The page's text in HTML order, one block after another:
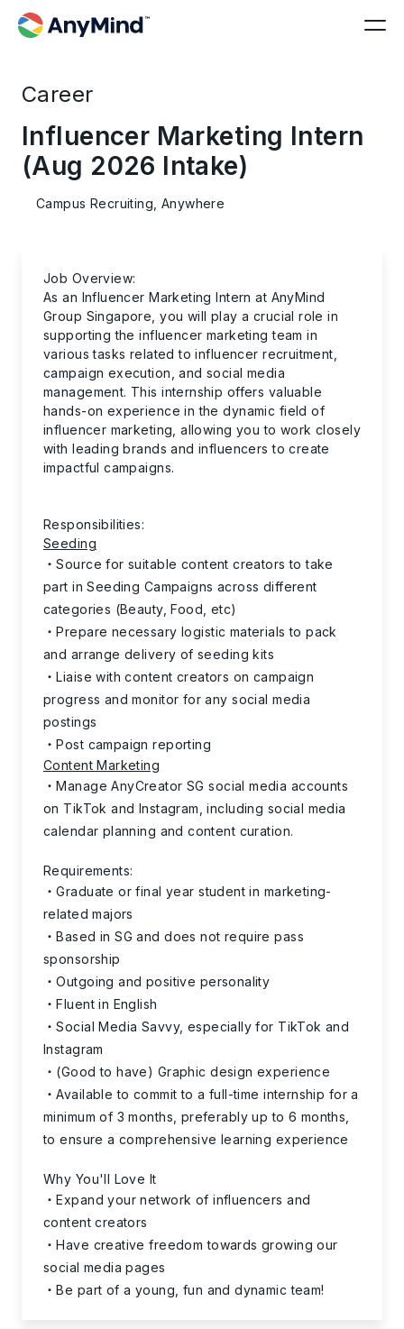
Career
Influencer Marketing Intern
(Aug 2026 Intake)
Campus Recruiting, Anywhere
Job Overview:
As an Influencer Marketing Intern at AnyMind
Group Singapore, you will play a crucial role in
supporting the influencer marketing team in
various tasks related to influencer recruitment,
campaign execution, and social media
management. This internship offers valuable
hands-on experience in the dynamic field of
influencer marketing, allowing you to work closely
with leading brands and influencers to create
impactful campaigns.
Responsibilities:
Seeding
Source for suitable content creators to take
part in Seeding Campaigns across different
categories (Beauty, Food, etc)
Prepare necessary logistic materials to pack
and arrange delivery of seeding kits
Liaise with content creators on campaign
progress and monitor for any social media
postings
Post campaign reporting
Content Marketing
Manage AnyCreator SG social media accounts
on TikTok and Instagram, including social media
calendar planning and content curation.
Requirements:
Graduate or final year student in marketing-
related majors
Based in SG and does not require pass
sponsorship
Outgoing and positive personality
Fluent in English
Social Media Savvy, especially for TikTok and
Instagram
(Good to have) Graphic design experience
Available to commit to a full-time internship for a
minimum of 3 months, preferably up to 6 months,
to ensure a comprehensive learning experience
Why You'll Love It
Expand your network of influencers and
content creators
Have creative freedom towards growing our
social media pages
Be part of a young, fun and dynamic team!